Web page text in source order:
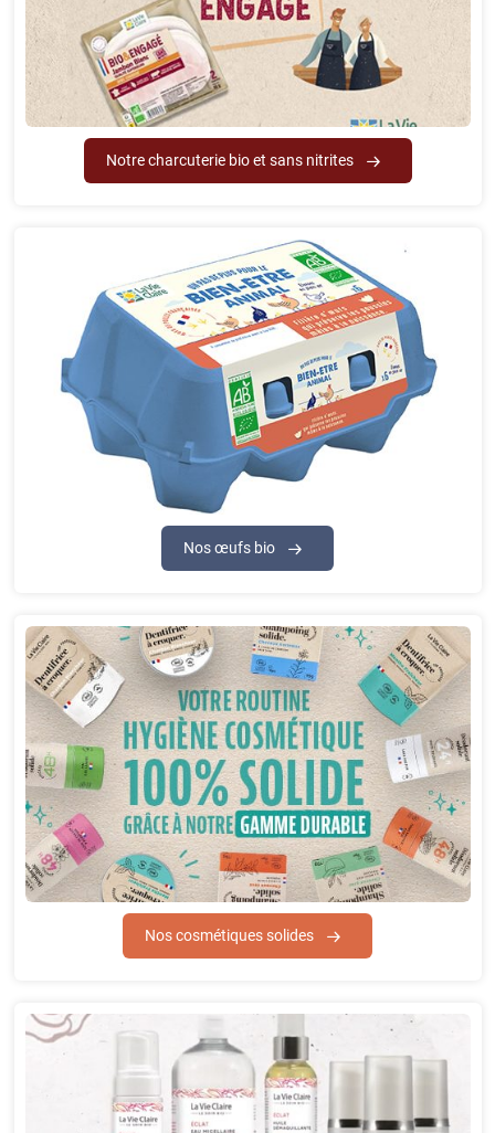
Notre charcuterie bio et sans nitrites
Nos œufs bio
Nos cosmétiques solides